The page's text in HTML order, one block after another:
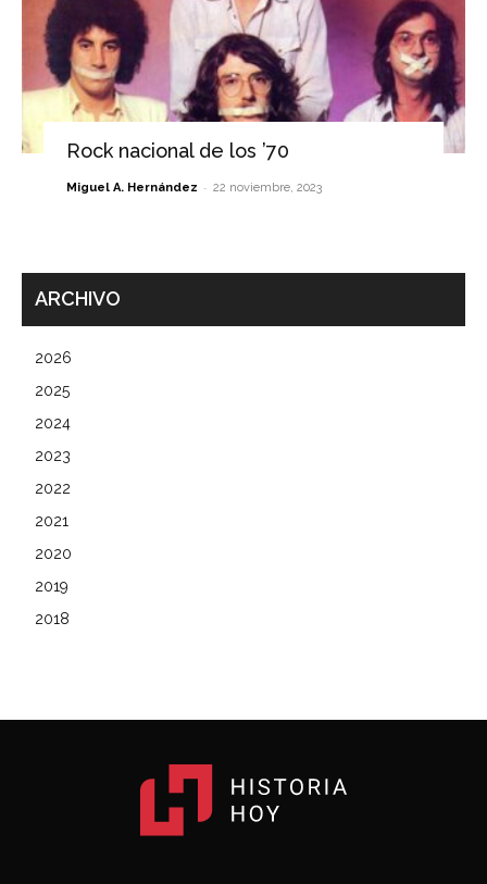
Rock nacional de los ’70
Miguel A. Hernández - 22 noviembre, 2023
ARCHIVO
2026
2025
2024
2023
2022
2021
2020
2019
2018